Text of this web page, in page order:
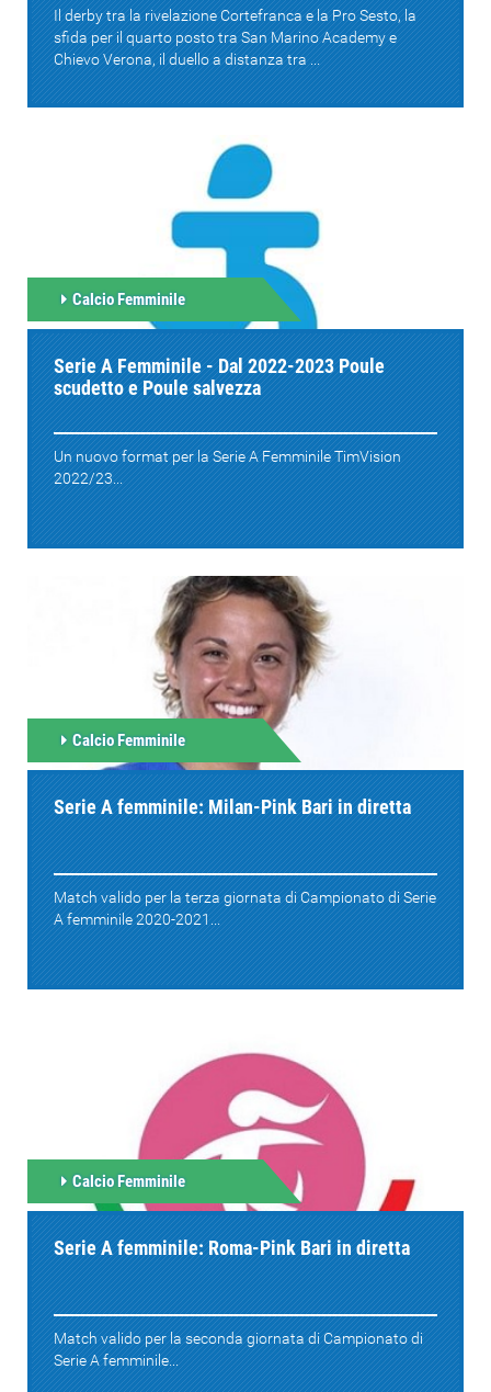
Il derby tra la rivelazione Cortefranca e la Pro Sesto, la
sfida per il quarto posto tra San Marino Academy e
Chievo Verona, il duello a distanza tra ...
Calcio Femminile
Serie A Femminile - Dal 2022-2023 Poule
scudetto e Poule salvezza
Un nuovo format per la Serie A Femminile TimVision
2022/23...
Calcio Femminile
Serie A femminile: Milan-Pink Bari in diretta
Match valido per la terza giornata di Campionato di Serie
A femminile 2020-2021...
Calcio Femminile
Serie A femminile: Roma-Pink Bari in diretta
Match valido per la seconda giornata di Campionato di
Serie A femminile...